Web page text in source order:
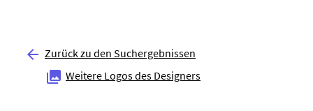
 Zurück zu den Suchergebnissen
 Weitere Logos des Designers